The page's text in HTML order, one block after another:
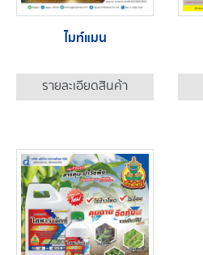
ไมท์แมน
รายละเอียดสินค้า